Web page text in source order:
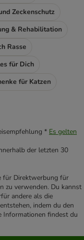
Zeckenschutz
& Rehabilitation
Rasse
für Dich
für Katzen
* Es gelten
der letzten 30
für Direktwerbung für
zu verwenden. Du kannst
andere als die
indem du den
Informationen findest du